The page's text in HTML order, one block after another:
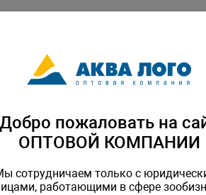
Добро пожаловать на
ОПТОВОЙ КОМПАНИИ
сотрудничаем только с
работающими в сфере